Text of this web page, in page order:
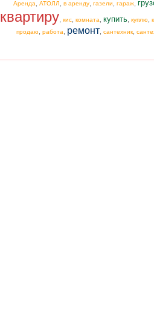
Аренда АТОЛЛ в аренду, газели гараж,
квартиру кис комната купить куплю
продаю работа ремонт сантехник